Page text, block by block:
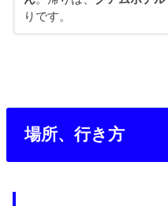
りです。
場所、行き方